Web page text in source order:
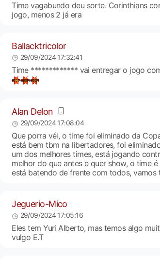
Time vagabundo deu sorte. Corinthians
jogo, menos 2 já era
Ballacktricolor
29/09/2024 17:32:41
Time ************* vai entregar o jogo
Alan Delon
29/09/2024 17:08:04
Que porra véi, o time foi eliminado da
está bem tbm na libertadores, foi
um dos melhores times, está jogando
melhor do que antes e quer show, o time
está batendo de frente com todos, vamos
Jeguerio-Mico
29/09/2024 17:05:16
Eles tem Yuri Alberto, mas temos algo
vulgo E.T